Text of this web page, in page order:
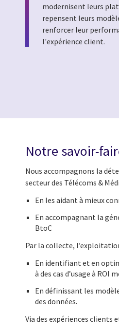
modernisent leurs
repensent leurs
renforcer leur
l'expérience client.
Notre savoir-
Nous accompagnons la
secteur des Télécoms &
En les aidant à mieux
En accompagnant la
BtoC
Par la collecte,
En identifiant et en
à des cas d’usage à ROI
En définissant les
des données.
Via des expériences clients